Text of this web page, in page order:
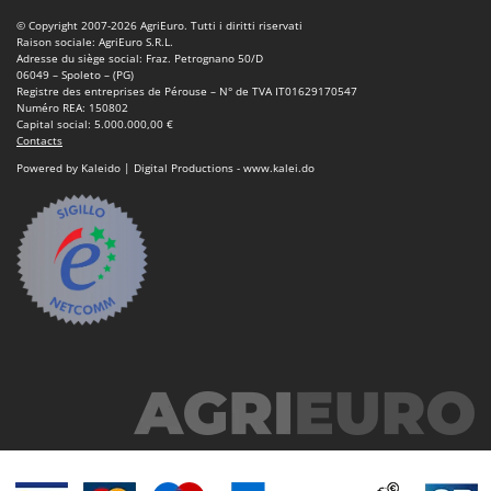
Mastercook
Masterpro
McCulloch
MCH
Michelin
Mille
Minox
Mockmill
More than chef
© Copyright 2007-2026 AgriEuro. Tutti i diritti riservati
Raison sociale: AgriEuro S.R.L.
Adresse du siège social: Fraz. Petrognano 50/D
06049 – Spoleto – (PG)
Registre des entreprises de Pérouse – N° de TVA IT01629170547
Numéro REA: 150802
Capital social: 5.000.000,00 €
Contacts
Powered by Kaleido | Digital Productions - www.kalei.do